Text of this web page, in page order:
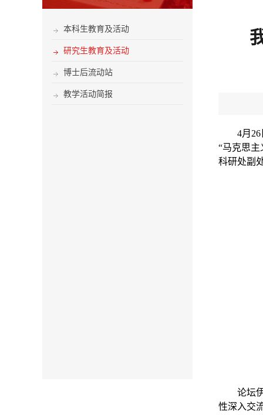
本科生教育及活动
研究生教育及活动
博士后流动站
教学活动简报
4月 26
“马克思
科研处副
论坛
性深入交